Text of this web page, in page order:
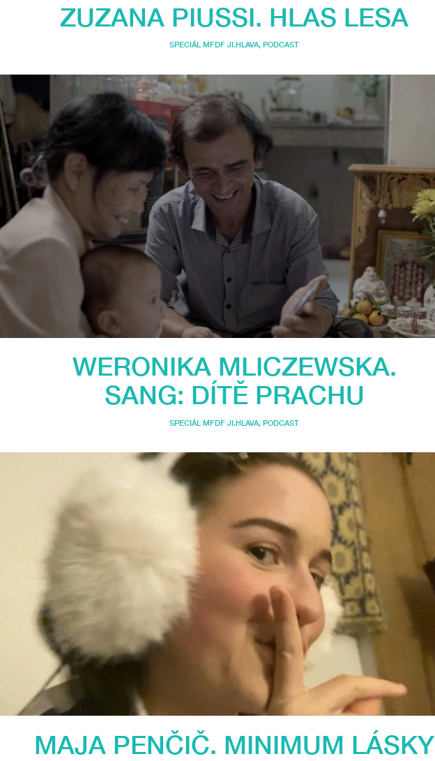
ZUZANA PIUSSI. HLAS LESA
SPECIÁL MFDF JI.HLAVA, PODCAST
WERONIKA MLICZEWSKA.
SANG: DÍTĚ PRACHU
SPECIÁL MFDF JI.HLAVA, PODCAST
MAJA PENČIČ. MINIMUM LÁSKY